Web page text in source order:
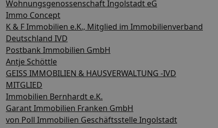
Wohnungsgenossenschaft Ingolstadt eG
Immo Concept
K & F Immobilien e.K., Mitglied im Immobilienverband
Deutschland IVD
Postbank Immobilien GmbH
Antje Schöttle
GEISS IMMOBILIEN & HAUSVERWALTUNG -IVD
MITGLIED
Immobilien Bernhardt e.K.
Garant Immobilien Franken GmbH
von Poll Immobilien Geschäftsstelle Ingolstadt